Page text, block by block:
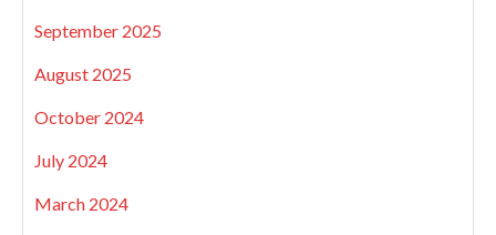
September 2025
August 2025
October 2024
July 2024
March 2024